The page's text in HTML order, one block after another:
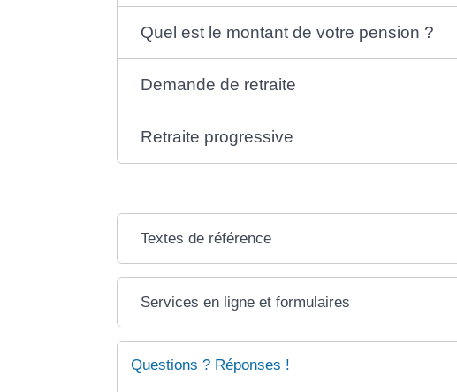
Quel est le montant de votre pension ?
Demande de retraite
Retraite progressive
Textes de référence
Services en ligne et formulaires
Questions ? Réponses !